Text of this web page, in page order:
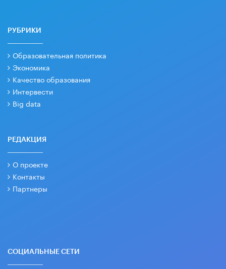
РУБРИКИ
Образовательная политика
Экономика
Качество образования
Интервести
Big data
РЕДАКЦИЯ
О проекте
Контакты
Партнеры
СОЦИАЛЬНЫЕ СЕТИ